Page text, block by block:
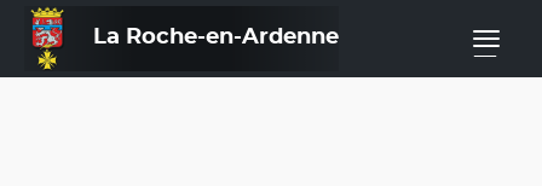
La Roche-en-Ardenne —